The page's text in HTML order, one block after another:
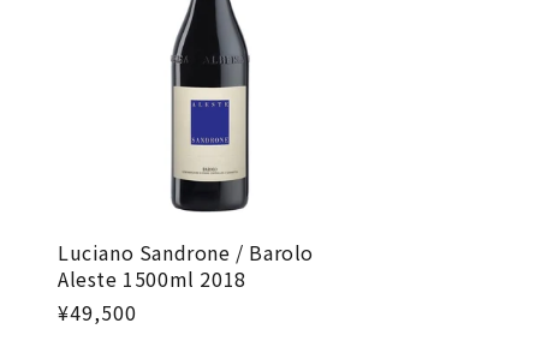
Luciano Sandrone / Barolo
Aleste 1500ml 2018
¥49,500